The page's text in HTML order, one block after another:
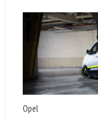
Opel